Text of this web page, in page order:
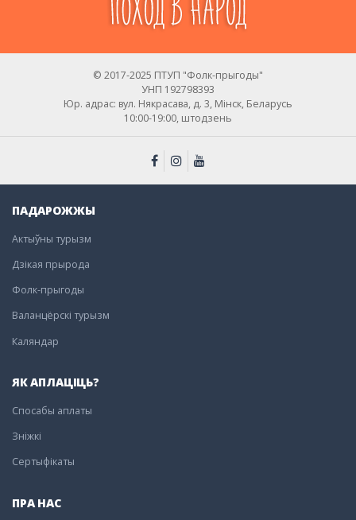
© 2017-2025 ПТУП "Фолк-прыгоды"
УНП 192798393
Юр. адрас: вул. Някрасава, д. 3, Мінск, Беларусь
10:00-19:00, штодзень
ПАДАРОЖЖЫ
Актыўны турызм
Дзікая прырода
Фолк-прыгоды
Валанцёрскі турызм
Каляндар
ЯК АПЛАЦІЦЬ?
Спосабы аплаты
Зніжкі
Сертыфікаты
ПРА НАС